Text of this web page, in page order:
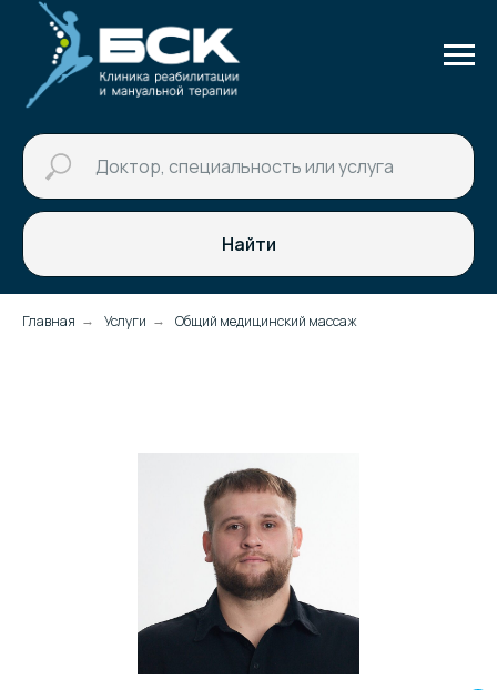
Найти
Главная → Услуги → Общий медицинский массаж